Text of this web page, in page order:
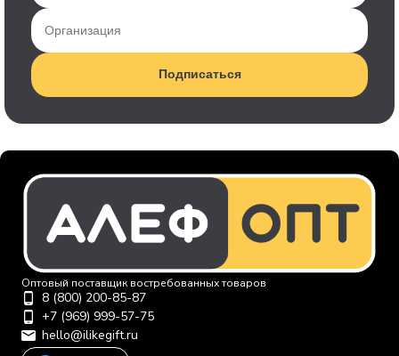
Подписаться
Оптовый поставщик востребованных товаров
8 (800) 200-85-87
+7 (969) 999-57-75
hello@ilikegift.ru